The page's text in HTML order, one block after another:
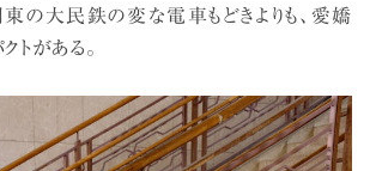
東の大民鉄の変な電車もどきよりも、愛嬌
トがある。